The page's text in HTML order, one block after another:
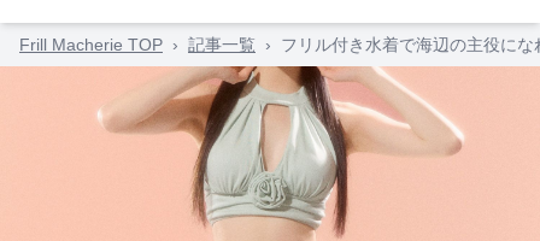
Frill Macherie TOP › 記事一覧 › フリル付き水着で海辺の主役に